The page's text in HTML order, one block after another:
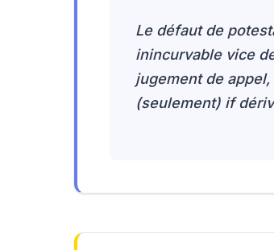
Le défaut de
inincurvable vice
jugement de
(seulement) if